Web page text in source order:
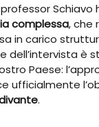
complessa, che
in carico
dell’intervista è
Paese:
ufficialmente
.